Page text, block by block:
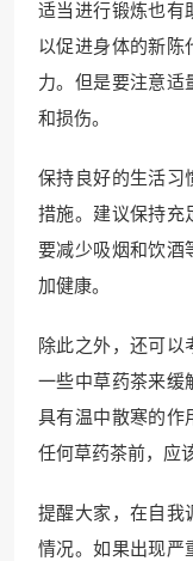
适当进行锻炼也有
以促进身体的新陈
力。但是要注意适
和损伤。
保持良好的生活习
措施。建议保持充
要减少吸烟和饮酒
加健康。
除此之外，还可以
一些中草药茶来缓
具有温中散寒的作
任何草药茶前，应
提醒大家，在自我
情况。如果出现严